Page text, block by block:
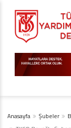
Anasayfa Şubeler